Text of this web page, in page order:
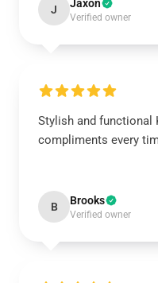
J Jaxon
Verified owner
Stylish and functional
compliments every
B Brooks
Verified owner